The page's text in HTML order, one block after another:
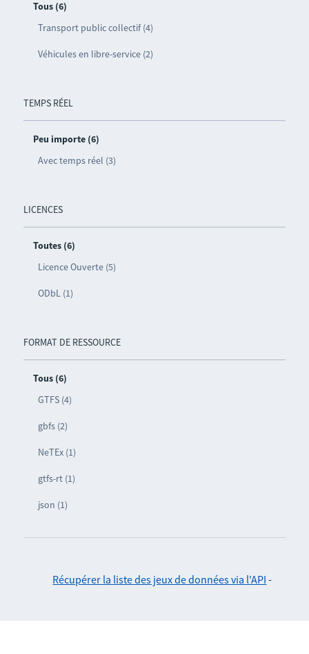
Tous (6)
Transport public collectif (4)
Véhicules en libre-service (2)
TEMPS RÉEL
Peu importe (6)
Avec temps réel (3)
LICENCES
Toutes (6)
Licence Ouverte (5)
ODbL (1)
FORMAT DE RESSOURCE
Tous (6)
GTFS (4)
gbfs (2)
NeTEx (1)
gtfs-rt (1)
json (1)
Récupérer la liste des jeux de données via l'API -